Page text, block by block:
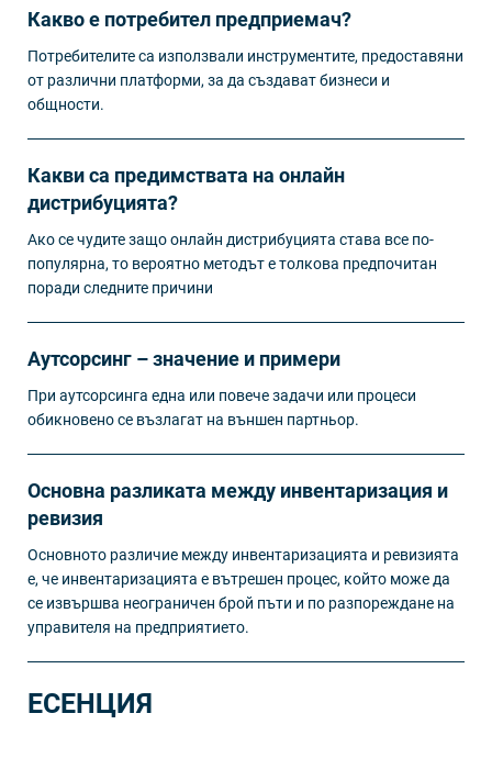
Какво е потребител предприемач?
Потребителите са използвали инструментите, предоставяни
от различни платформи, за да създават бизнеси и
общности.
Какви са предимствата на онлайн
дистрибуцията?
Ако се чудите защо онлайн дистрибуцията става все по-
популярна, то вероятно методът е толкова предпочитан
поради следните причини
Аутсорсинг – значение и примери
При аутсорсинга една или повече задачи или процеси
обикновено се възлагат на външен партньор.
Основна разликата между инвентаризация и
ревизия
Основното различие между инвентаризацията и ревизията
е, че инвентаризацията е вътрешен процес, който може да
се извършва неограничен брой пъти и по разпореждане на
управителя на предприятието.
ЕСЕНЦИЯ